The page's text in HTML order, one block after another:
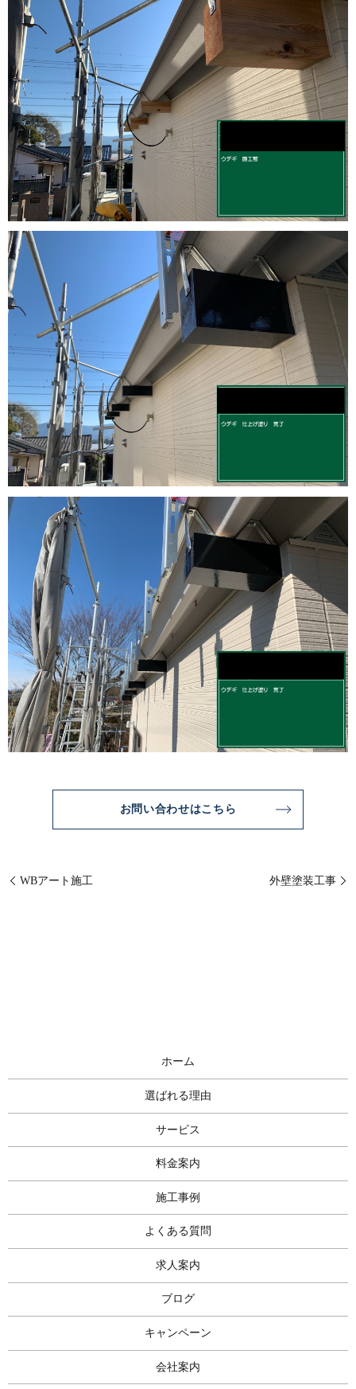
お問い合わせはこちら
WBアート施工 外壁塗装工事
ホーム
選ばれる理由
サービス
料金案内
施工事例
よくある質問
求人案内
ブログ
キャンペーン
会社案内